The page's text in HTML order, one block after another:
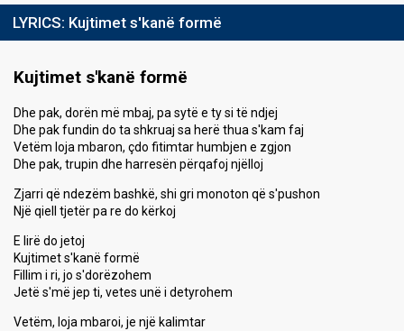
LYRICS: Kujtimet s'kanë formë
Kujtimet s'kanë formë
Dhe pak, dorën më mbaj, pa sytë e ty si të ndjej
Dhe pak fundin do ta shkruaj sa herë thua s'kam faj
Vetëm loja mbaron, çdo fitimtar humbjen e zgjon
Dhe pak, trupin dhe harresën përqafoj njëlloj
Zjarri që ndezëm bashkë, shi gri monoton që s'pushon
Një qiell tjetër pa re do kërkoj
E lirë do jetoj
Kujtimet s'kanë formë
Fillim i ri, jo s'dorëzohem
Jetë s'më jep ti, vetes unë i detyrohem
Vetëm, loja mbaroi, je një kalimtar